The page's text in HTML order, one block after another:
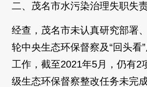
二、茂名市水污染治理失职失
经查，茂名市未认真研究部署
轮中央生态环保督察及“回头看
工作，截至2021年5月，仍有2
级生态环保督察整改任务未完